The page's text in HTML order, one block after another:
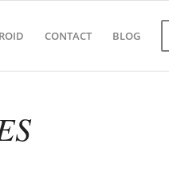
CONTACT BLOG